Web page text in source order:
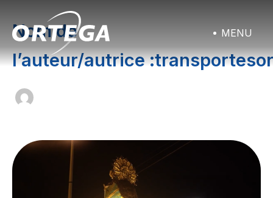
contenu
Nom de
l’auteur/autrice